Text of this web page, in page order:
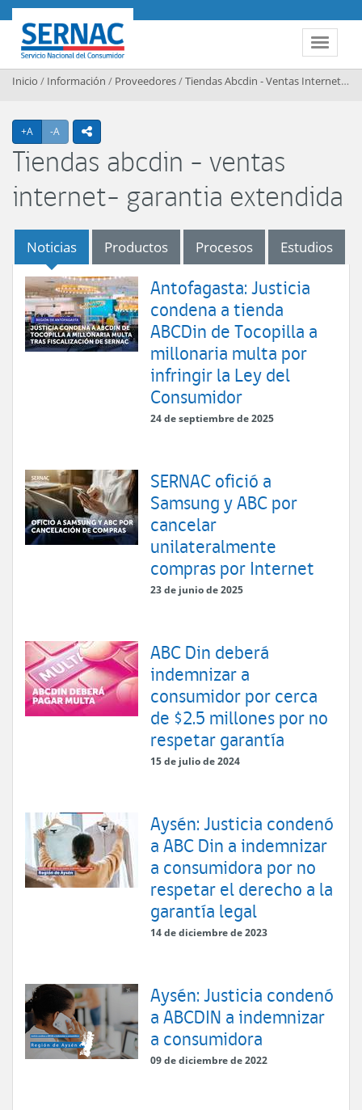
Contenido principal
Toggle
SERNAC
Inicio / Información / Proveedores/Tiendas Abcdin - Ventas Internet- Garantia Extendida
+A Agrandar texto
-A Achicar textoicono compartir
Tiendas abcdin - ventas
internet- garantia extendida
Noticias Productos Procesos Estudios
Antofagasta: Justicia
condena a tienda
ABCDin de Tocopilla a
millonaria multa por
infringir la Ley del
Consumidor
24 de septiembre de 2025
SERNAC ofició a
Samsung y ABC por
cancelar
unilateralmente
compras por Internet
23 de junio de 2025
ABC Din deberá
indemnizar a
consumidor por cerca
de $2.5 millones por no
respetar garantía
15 de julio de 2024
Aysén: Justicia condenó
a ABC Din a indemnizar
a consumidora por no
respetar el derecho a la
garantía legal
14 de diciembre de 2023
Aysén: Justicia condenó
a ABCDIN a indemnizar
a consumidora
09 de diciembre de 2022